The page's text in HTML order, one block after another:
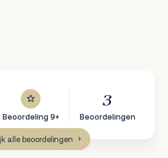
Beoordeling 9+
3
Beoordelingen
alle beoordelingen